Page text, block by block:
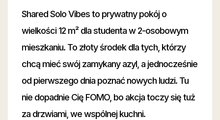
Shared Solo Vibes to prywatny pokój o
wielkości 12 m² dla studenta w 2-osobowym
mieszkaniu. To złoty środek dla tych, którzy
chcą mieć swój zamykany azyl, a jednocześnie
od pierwszego dnia poznać nowych ludzi. Tu
nie dopadnie Cię FOMO, bo akcja toczy się tuż
za drzwiami, we wspólnej kuchni.